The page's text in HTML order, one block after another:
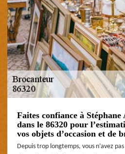
Faites confiance à
dans le 86320 pour
vos objets d’occasion et de
Depuis trop longtemps, vous n’avez